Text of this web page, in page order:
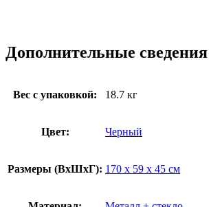
Дополнительные сведения
Вес с упаковкой: 18.7 кг
Цвет: Черный
Размеры (ВxШxГ): 170 x 59 x 45 см